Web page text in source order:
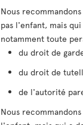
Nous
pas l'enfant, mais
notamment toute
du droit de
du droit de
de l'autorité
Nous